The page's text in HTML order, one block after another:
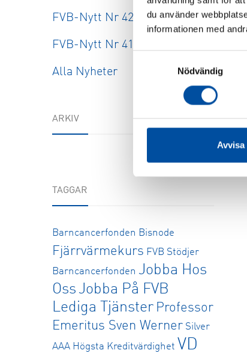
du använder
informationen med
Nödvändig
Avvisa
FVB-Nytt Nr 42
FVB-Nytt Nr 41
Alla Nyheter
ARKIV
TAGGAR
Barncancerfonden Bisnode
Fjärrvärmekurs FVB Stödjer
Barncancerfonden Jobba Hos
Oss Jobba På FVB
Lediga Tjänster Professor
Emeritus Sven Werner Silver
AAA Högsta Kreditvärdighet VD